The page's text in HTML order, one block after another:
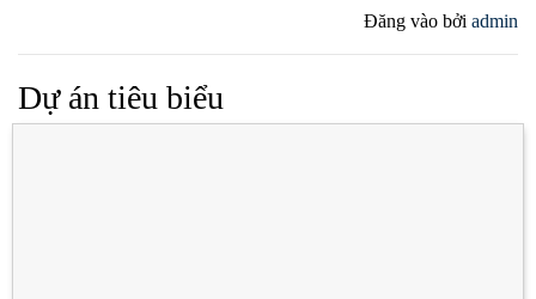
Đăng vào bởi admin
Dự án tiêu biểu